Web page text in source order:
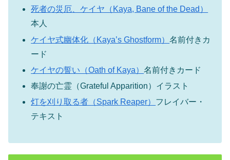
死者の災厄、ケイヤ（Kaya, Bane of the Dead）
本人
ケイヤ式幽体化（Kaya’s Ghostform）名前付きカ
ード
ケイヤの誓い（Oath of Kaya）名前付きカード
奉謝の亡霊（Grateful Apparition）イラスト
灯を刈り取る者（Spark Reaper） フレイバー・
テキスト